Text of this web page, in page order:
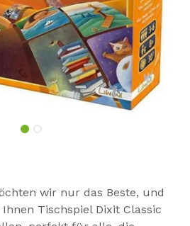
wir nur das Beste, und
Tischspiel Dixit Classic